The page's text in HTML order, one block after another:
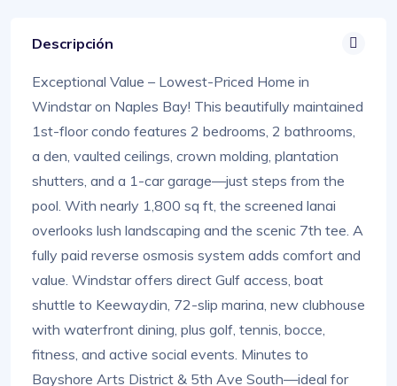
Descripción
Exceptional Value – Lowest-Priced Home in
Windstar on Naples Bay! This beautifully maintained
1st-floor condo features 2 bedrooms, 2 bathrooms,
a den, vaulted ceilings, crown molding, plantation
shutters, and a 1-car garage—just steps from the
pool. With nearly 1,800 sq ft, the screened lanai
overlooks lush landscaping and the scenic 7th tee. A
fully paid reverse osmosis system adds comfort and
value. Windstar offers direct Gulf access, boat
shuttle to Keewaydin, 72-slip marina, new clubhouse
with waterfront dining, plus golf, tennis, bocce,
fitness, and active social events. Minutes to
Bayshore Arts District & 5th Ave South—ideal for